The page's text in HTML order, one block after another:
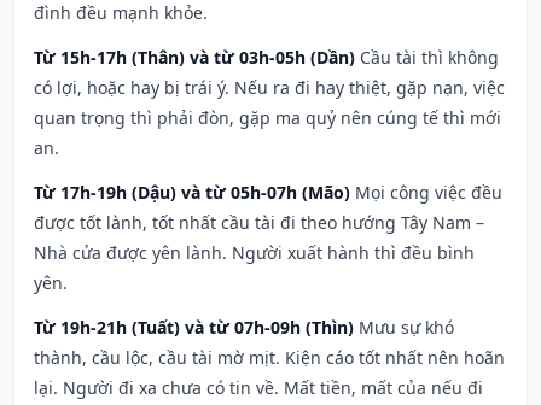
đình đều mạnh khỏe.
Từ 15h-17h (Thân) và từ 03h-05h (Dần) Cầu tài thì không
có lợi, hoặc hay bị trái ý. Nếu ra đi hay thiệt, gặp nạn, việc
quan trọng thì phải đòn, gặp ma quỷ nên cúng tế thì mới
an.
Từ 17h-19h (Dậu) và từ 05h-07h (Mão) Mọi công việc đều
được tốt lành, tốt nhất cầu tài đi theo hướng Tây Nam –
Nhà cửa được yên lành. Người xuất hành thì đều bình
yên.
Từ 19h-21h (Tuất) và từ 07h-09h (Thìn) Mưu sự khó
thành, cầu lộc, cầu tài mờ mịt. Kiện cáo tốt nhất nên hoãn
lại. Người đi xa chưa có tin về. Mất tiền, mất của nếu đi